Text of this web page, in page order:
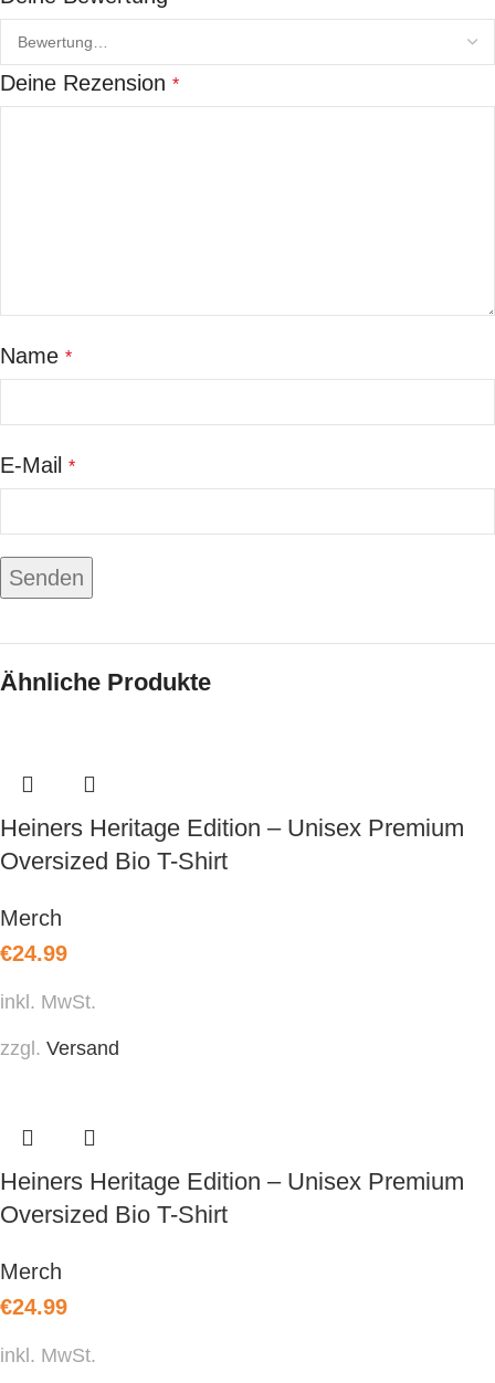
Deine Rezension *
Name *
E-Mail *
Ähnliche Produkte
Heiners Heritage Edition – Unisex Premium
Oversized Bio T-Shirt
Merch
€24.99
inkl. MwSt.
zzgl. Versand
Heiners Heritage Edition – Unisex Premium
Oversized Bio T-Shirt
Merch
€24.99
inkl. MwSt.